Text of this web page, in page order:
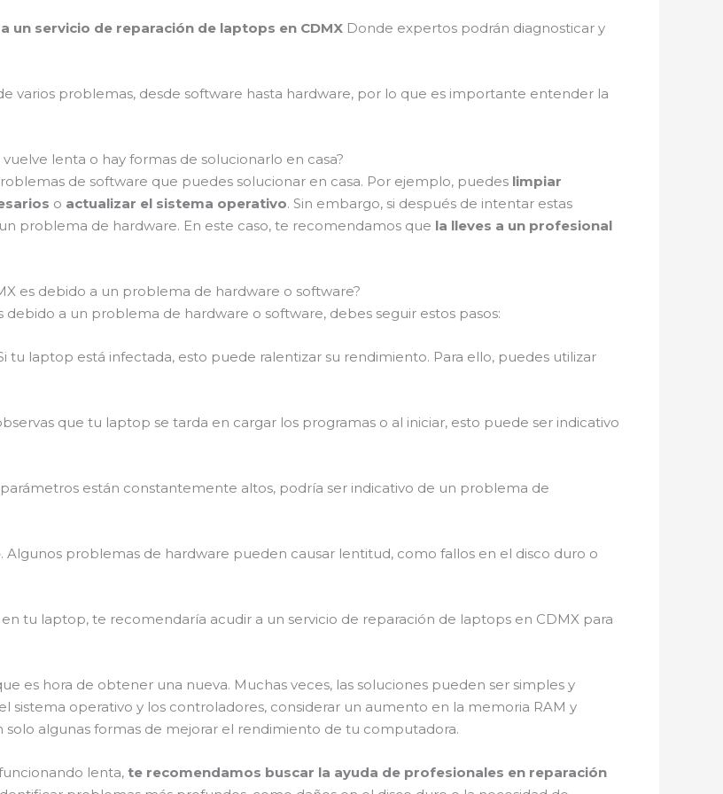
un servicio de reparación de laptops en CDMX Donde expertos podrán diagnosticar y
varios problemas, desde software hasta hardware, por lo que es importante entender la
lenta o hay formas de solucionarlo en casa?
de software que puedes solucionar en casa. Por ejemplo, puedes limpiar
o actualizar el sistema operativo. Sin embargo, si después de intentar estas
problema de hardware. En este caso, te recomendamos que la lleves a un profesional
es debido a un problema de hardware o software?
a un problema de hardware o software, debes seguir estos pasos:
tu laptop está infectada, esto puede ralentizar su rendimiento. Para ello, puedes utilizar
que tu laptop se tarda en cargar los programas o al iniciar, esto puede ser indicativo
parámetros están constantemente altos, podría ser indicativo de un problema de
. Algunos problemas de hardware pueden causar lentitud, como fallos en el disco duro o
tu laptop, te recomendaría acudir a un servicio de reparación de laptops en CDMX para
es hora de obtener una nueva. Muchas veces, las soluciones pueden ser simples y
sistema operativo y los controladores, considerar un aumento en la memoria RAM y
solo algunas formas de mejorar el rendimiento de tu computadora.
lenta, te recomendamos buscar la ayuda de profesionales en reparación